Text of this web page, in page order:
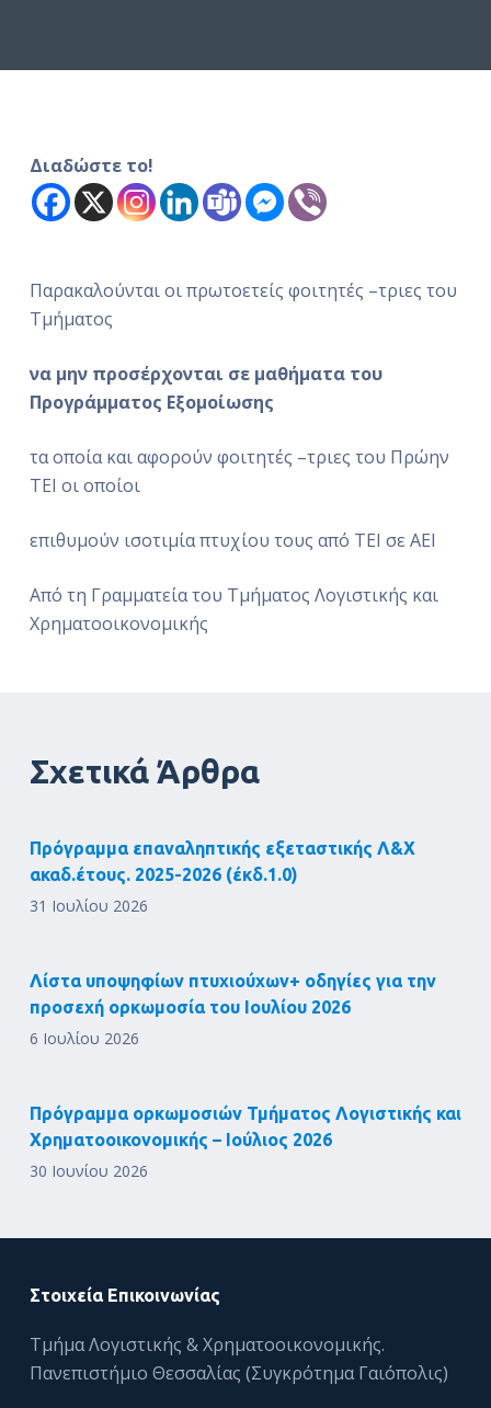
ε
Διαδώστε το!
Παρακαλούνται οι πρωτοετείς φοιτητές –τριες του
Τμήματος
να μην προσέρχονται σε μαθήματα του
Προγράμματος Εξομοίωσης
τα οποία και αφορούν φοιτητές –τριες του Πρώην
ΤΕΙ οι οποίοι
επιθυμούν ισοτιμία πτυχίου τους από ΤΕΙ σε ΑΕΙ
Από τη Γραμματεία του Τμήματος Λογιστικής και
Χρηματοοικονομικής
Σχετικά Άρθρα
Πρόγραμμα επαναληπτικής εξεταστικής Λ&Χ
ακαδ.έτους. 2025-2026 (έκδ.1.0)
31 Ιουλίου 2026
Λίστα υποψηφίων πτυχιούχων+ οδηγίες για την
προσεχή ορκωμοσία του Ιουλίου 2026
6 Ιουλίου 2026
Πρόγραμμα ορκωμοσιών Τμήματος Λογιστικής και
Χρηματοοικονομικής – Ιούλιος 2026
30 Ιουνίου 2026
Στοιχεία Επικοινωνίας
Τμήμα Λογιστικής & Χρηματοοικονομικής.
Πανεπιστήμιο Θεσσαλίας (Συγκρότημα Γαιόπολις)